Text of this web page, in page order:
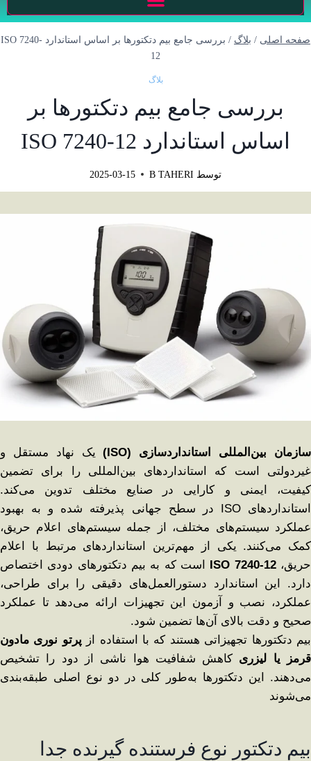
صفحه اصلی / بلاگ /
بررسی جامع بیم دتکتورها بر اساس استاندارد ISO 7240-
12
بلاگ
بررسی جامع بیم دتکتورها بر
اساس استاندارد ISO 7240-12
توسط B TAHERI
2025-03-15
سازمان بین‌المللی استانداردسازی (ISO)
یک نهاد مستقل و
غیردولتی است که استانداردهای بین‌المللی را برای تضمین
کیفیت، ایمنی و کارایی در صنایع مختلف تدوین می‌کند.
استانداردهای ISO در سطح جهانی پذیرفته شده و به بهبود
عملکرد سیستم‌های مختلف، از جمله سیستم‌های اعلام حریق،
کمک می‌کنند. یکی از مهم‌ترین استانداردهای مرتبط با اعلام
حریق،ISO 7240-12
است که به بیم دتکتورهای دودی اختصاص
دارد. این استاندارد دستورالعمل‌های دقیقی را برای طراحی،
عملکرد، نصب و آزمون این تجهیزات ارائه می‌دهد تا عملکرد
صحیح و دقت بالای آن‌ها تضمین شود.
بیم دتکتورها تجهیزاتی هستند که با استفاده از پرتو نوری مادون
قرمز یا لیزری کاهش شفافیت هوا ناشی از دود را تشخیص
می‌دهند. این دتکتورها به‌طور کلی در دو نوع اصلی طبقه‌بندی
می‌شوند
بیم دتکتور نوع فرستنده گیرنده جدا